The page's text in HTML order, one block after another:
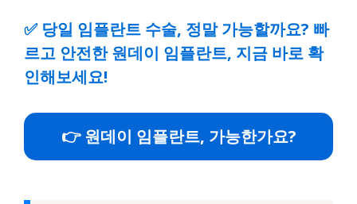
✅ 당일 임플란트 수술, 정말 가능할까요? 빠
르고 안전한 원데이 임플란트, 지금 바로 확
인해보세요!
👉 원데이 임플란트, 가능한가요?